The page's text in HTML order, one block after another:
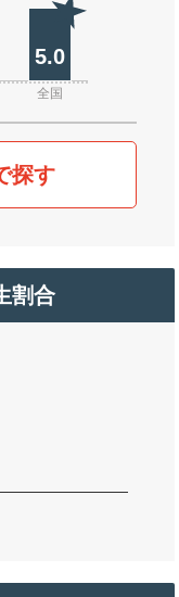
5.0
全国
探す
割合